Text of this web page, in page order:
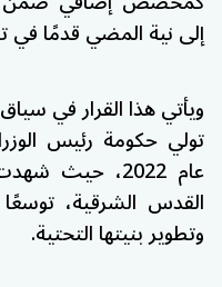
إلى نية المضي قدمًا في
ويأتي هذا القرار في
تولي حكومة رئيس
عام 2022، حيث شهدت الضفة الغربية، بما في ذلك
القدس الشرقية،
وتطوير بنيتها التحتية.